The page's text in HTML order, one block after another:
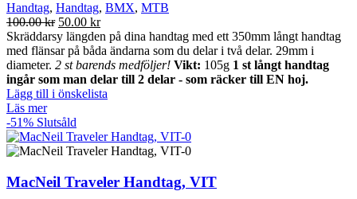
Handtag, Handtag, BMX, MTB
100.00kr Det
ursprungliga
priset
var:
100.00 kr.
50.00 krDet
nuvarande
priset
är:
50.00 kr.
Skräddarsy längden på dina handtag med ett 350mm långt handtag
med flänsar på båda ändarna som du delar i två delar. 29mm i
diameter. 2 st barends medföljer! Vikt: 105g 1 st långt handtag
ingår som man delar till 2 delar - som räcker till EN hoj.
Lägg till i önskelista
Läs mer
-51% Slutsåld
MacNeil Traveler Handtag, VIT